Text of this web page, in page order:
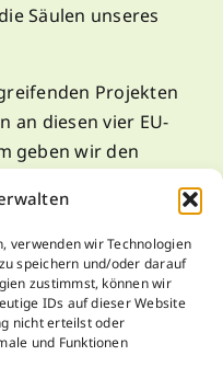
verwenden wir Technologien
speichern und/oder darauf
zustimmst, können wir
IDs auf dieser Website
nicht erteilst oder
und Funktionen
Säulen unseres
Projekten
an diesen vier EU-
geben wir den
12.30)